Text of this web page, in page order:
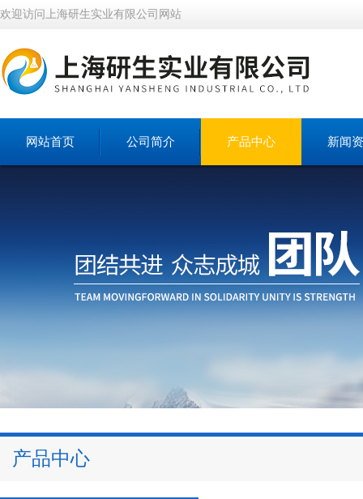
欢迎访问上海研生实业有限公司网站
网站首页 公司简介 产品中心 新闻
产品中心